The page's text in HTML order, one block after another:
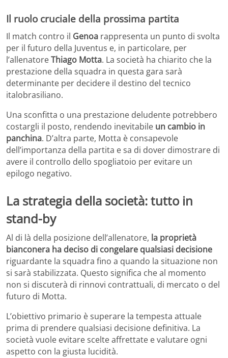
Il ruolo cruciale della prossima partita
Il match contro il Genoa rappresenta un punto di svolta
per il futuro della Juventus e, in particolare, per
l’allenatoreThiago Motta. La società ha chiarito che la
prestazione della squadra in questa gara sarà
determinante per decidere il destino del tecnico
italobrasiliano.
Una sconfitta o una prestazione deludente potrebbero
costargli il posto, rendendo inevitabile un cambio in
panchina. D’altra parte, Motta è consapevole
dell’importanza della partita e sa di dover dimostrare di
avere il controllo dello spogliatoio per evitare un
epilogo negativo.
La strategia della società: tutto in
stand-by
Al di là della posizione dell’allenatore, la proprietà
bianconera ha deciso di congelare qualsiasi decisione
riguardante la squadra fino a quando la situazione non
si sarà stabilizzata. Questo significa che al momento
non si discuterà di rinnovi contrattuali, di mercato o del
futuro di Motta.
L’obiettivo primario è superare la tempesta attuale
prima di prendere qualsiasi decisione definitiva. La
società vuole evitare scelte affrettate e valutare ogni
aspetto con la giusta lucidità.